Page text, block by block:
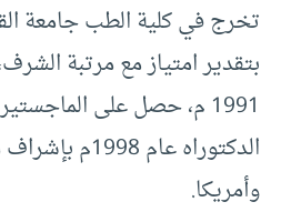
بتقدير امتياز مع مرتبة
الدكتوراه عام
وأمريكا.